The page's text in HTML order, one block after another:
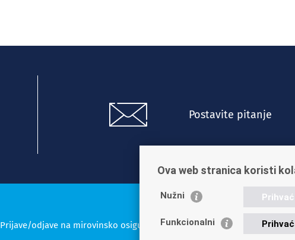
Postavite pitanje
Prijave/odjave na mirovinsko osiguranje Vijesti Kontakt Posao u
Ova web stranica koristi
Nužni
Funkcionalni